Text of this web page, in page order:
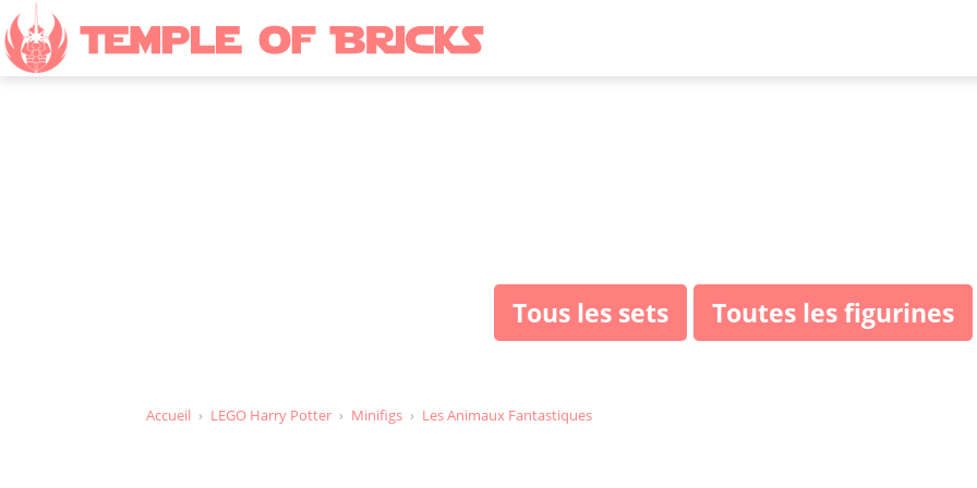
Tous les sets Toutes les figurines
Accueil › LEGO Harry Potter › Minifigs › Les Animaux Fantastiques